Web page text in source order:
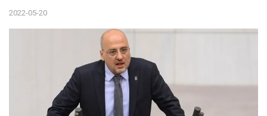
2022-05-20